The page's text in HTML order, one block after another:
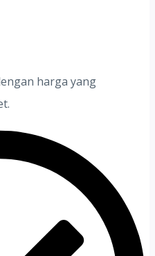
harga yang